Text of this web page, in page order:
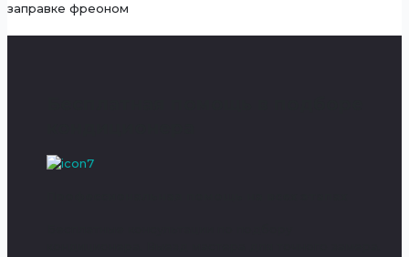
заправке фреоном